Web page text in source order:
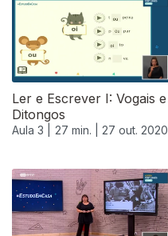
Ler e Escrever I: Vogais e
Ditongos
Aula 3 | 27 min. | 27 out. 2020